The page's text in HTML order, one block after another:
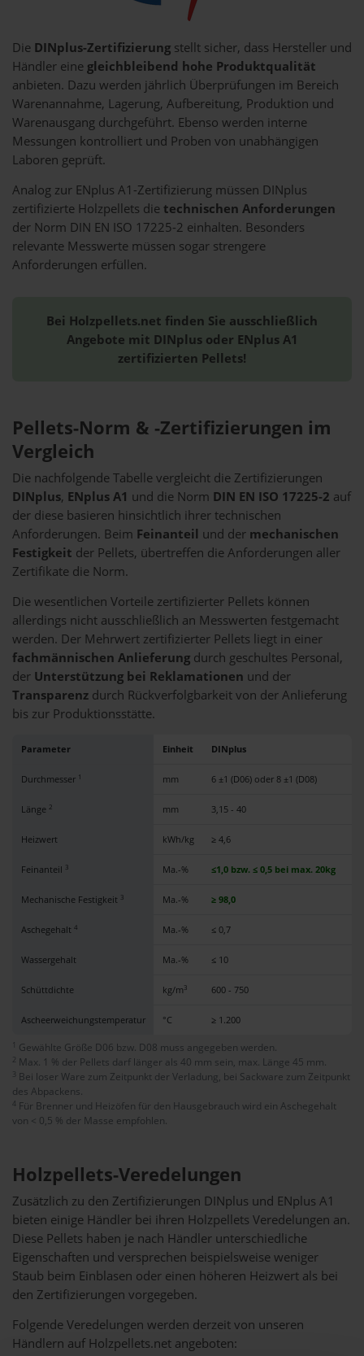
Die DINplus-Zertifizierung stellt sicher, dass Hersteller und
Händler einegleichbleibend hohe Produktqualität
anbieten. Dazu werden jährlich Überprüfungen im Bereich
Warenannahme, Lagerung, Aufbereitung, Produktion und
Warenausgang durchgeführt. Ebenso werden interne
Messungen kontrolliert und Proben von unabhängigen
Laboren geprüft.
Analog zur ENplus A1-Zertifizierung müssen DINplus
zertifizierte Holzpellets die technischen Anforderungen
der Norm DIN EN ISO 17225-2 einhalten. Besonders
relevante Messwerte müssen sogar strengere
Anforderungen erfüllen.
Bei Holzpellets.net finden Sie ausschließlich
Angebote mit DINplus oder ENplus A1
zertifizierten Pellets!
Pellets-Norm & -Zertifizierungen im
Vergleich
Die nachfolgende Tabelle vergleicht die Zertifizierungen
DINplus, ENplus A1 und die Norm DIN EN ISO 17225-2 auf
der diese basieren hinsichtlich ihrer technischen
Anforderungen. Beim Feinanteil und der mechanischen
Festigkeit der Pellets, übertreffen die Anforderungen aller
Zertifikate die Norm.
Die wesentlichen Vorteile zertifizierter Pellets können
allerdings nicht ausschließlich an Messwerten festgemacht
werden. Der Mehrwert zertifizierter Pellets liegt in einer
fachmännischen Anlieferung durch geschultes Personal,
der Unterstützung bei Reklamationen und der
Transparenz durch Rückverfolgbarkeit von der Anlieferung
bis zur Produktionsstätte.
Parameter Einheit DINplus
Durchmesser 1 mm 6 ±1 (D06) oder 8 ±1 (D08)
Länge 2 mm 3,15 - 40
Heizwert kWh/kg ≥ 4,6
Feinanteil 3 Ma.-% ≤1,0 bzw. ≤ 0,5 bei max. 20kg
Mechanische Festigkeit 3 Ma.-% ≥ 98,0
Aschegehalt 4 Ma.-% ≤ 0,7
Wassergehalt Ma.-% ≤ 10
Schüttdichte kg/m3 600 - 750
Ascheerweichungstemperatur °C ≥ 1.200
1 Gewählte Größe D06 bzw. D08 muss angegeben werden.
2 Max. 1 % der Pellets darf länger als 40 mm sein, max. Länge 45 mm.
Bei loser Ware zum Zeitpunkt der Verladung, bei Sackware zum Zeitpunkt
des Abpackens.
4 Für Brenner und Heizöfen für den Hausgebrauch wird ein Aschegehalt
von < 0,5 % der Masse empfohlen.
Holzpellets-Veredelungen
Zusätzlich zu den Zertifizierungen DINplus und ENplus A1
bieten einige Händler bei ihren Holzpellets Veredelungen an.
Diese Pellets haben je nach Händler unterschiedliche
Eigenschaften und versprechen beispielsweise weniger
Staub beim Einblasen oder einen höheren Heizwert als bei
den Zertifizierungen vorgegeben.
Folgende Veredelungen werden derzeit von unseren
Händlern auf Holzpellets.net angeboten: